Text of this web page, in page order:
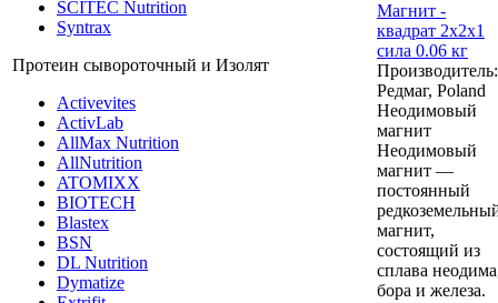
SCITEC Nutrition
Syntrax
Протеин сывороточный и Изолят
Activevites
ActivLab
AllMax Nutrition
AllNutrition
ATOMIXX
BIOTECH
Blastex
BSN
DL Nutrition
Dymatize
Магнит -
квадрат 2x2x1
сила 0.06 кг
Производитель:
Редмаг, Poland
Неодимовый
магнит
Неодимовый
магнит —
постоянный
магнит,
состоящий из
сплава
бора и железа.